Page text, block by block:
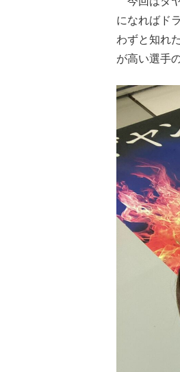
になればド
わずと知れ
が高い選手